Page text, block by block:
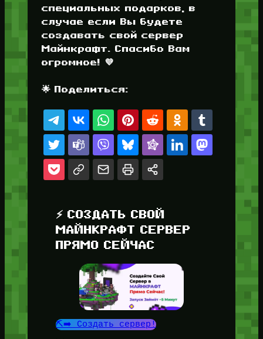
специальных подарков, в
случае если Вы будете
создавать свой сервер
Майнкрафт. Спасибо Вам
огромное! 💜
🌟 Поделиться:
⚡ СОЗДАТЬ СВОЙ
МАЙНКРАФТ СЕРВЕР
ПРЯМО СЕЙЧАС
⛏️➡️ Создать сервер!